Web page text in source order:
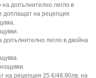
на допълнително легло в
доплащат на рецепция
допълнително легло в двойна
на рецепция 25 €/48,90лв. на